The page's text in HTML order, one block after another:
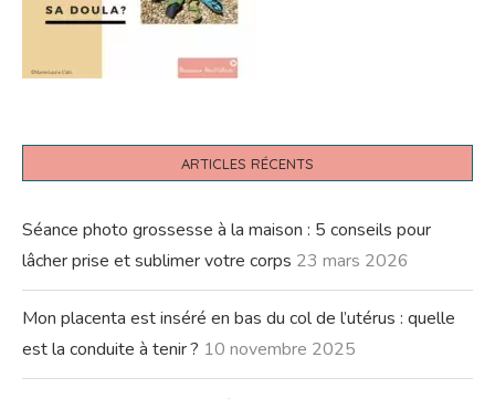
ARTICLES RÉCENTS
Séance photo grossesse à la maison : 5 conseils pour